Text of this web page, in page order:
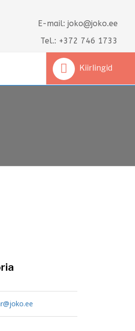
E-mail: joko@joko.ee
Tel.: +372 746 1733
Kiirlingid